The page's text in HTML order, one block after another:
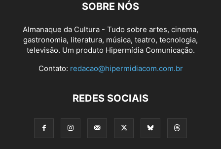
SOBRE NÓS
Almanaque da Cultura - Tudo sobre artes, cinema,
gastronomia, literatura, música, teatro, tecnologia,
televisão. Um produto Hipermídia Comunicação.
Contato: redacao@hipermidiacom.com.br
REDES SOCIAIS